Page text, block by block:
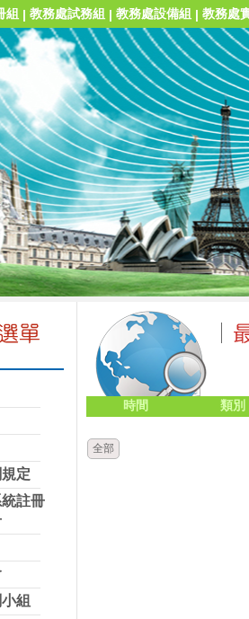
組 | 教務處試務組 | 教務處設備組 | 教務處
定
註冊
組
時間 類別
全部